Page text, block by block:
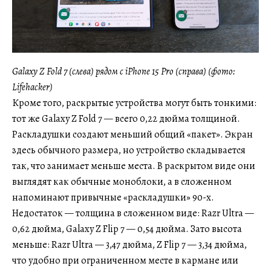
Galaxy Z Fold 7 (слева) рядом с iPhone 15 Pro (справа) (фото:
Lifehacker)
Кроме того, раскрытые устройства могут быть тонкими:
тот же Galaxy Z Fold 7 — всего 0,22 дюйма толщиной.
Раскладушки создают меньший общий «пакет». Экран
здесь обычного размера, но устройство складывается
так, что занимает меньше места. В раскрытом виде они
выглядят как обычные моноблоки, а в сложенном
напоминают привычные «раскладушки» 90-х.
Недостаток — толщина в сложенном виде: Razr Ultra —
0,62 дюйма, Galaxy Z Flip 7 — 0,54 дюйма. Зато высота
меньше: Razr Ultra — 3,47 дюйма, Z Flip 7 — 3,34 дюйма,
что удобно при ограниченном месте в кармане или